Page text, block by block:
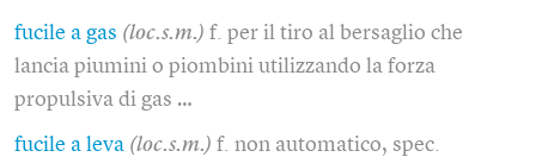
fucile a gas (loc.s.m.) f. per il tiro al bersaglio che
lancia piumini o piombini utilizzando la forza
propulsiva di gas …
fucile a leva (loc.s.m.) f. non automatico, spec.